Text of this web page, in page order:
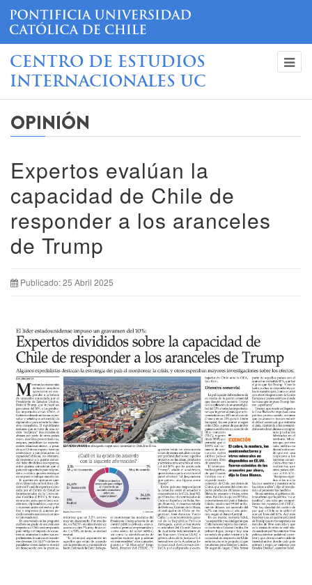
CENTRO DE ESTUDIOS
INTERNACIONALES UC
OPINIÓN
Expertos evalúan la
capacidad de Chile de
responder a los aranceles
de Trump
Publicado: 25 Abril 2025